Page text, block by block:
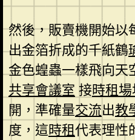
然後，販賣機開始以
出金箔折成的千紙鶴
金色蝗蟲一樣飛向天
共享會議室 接時租
開，準確量交流出教
度，這時租代表理性